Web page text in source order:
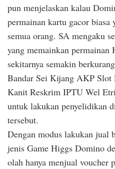
pun menjelaskan kalau
permainan kartu gacor
semua orang. SA mengaku
yang memainkan
sekitarnya semakin
Bandar Sei Kijang AKP Slot
Kanit Reskrim IPTU Wel
untuk lakukan penyelidikan
tersebut.
Dengan modus lakukan jual
jenis Game Higgs Domino
olah hanya menjual voucher